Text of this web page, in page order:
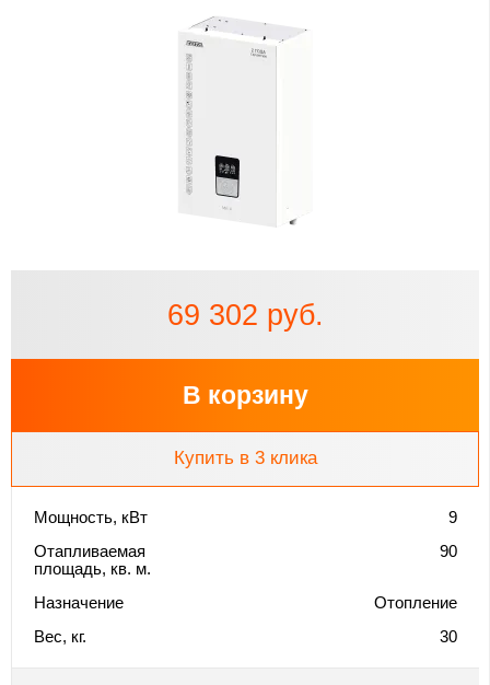
69 302 руб.
В корзину
Купить в 3 клика
Мощность, кВт
9
Отапливаемая
площадь, кв. м.
90
Назначение
Отопление
Вес, кг.
30